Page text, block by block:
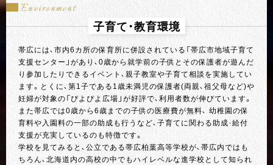
Environment
子育て・教育環境
帯広には、市内6カ所の保育所に併設されている「帯広市地域子育て
支援センター」があり、0歳から就学前の子供とその保護者が遊んだ
り参加したりできるイベント、親子教室や子育て相談を実施してい
ます。とくに、第1子である1歳未満児の保護者(両親、祖父母など)や
妊婦が対象の「ぴよぴよ広場」が好評で、利用者数が伸びています。
また帯広では0歳から6歳までの子供の医療費が無料、 幼稚園の保
育料や入園料の一部の助成も行うなど、子育てに関わる助成・給付
支援が充実しているのも特徴です。
学校を見てみると、公立である帯広柏葉高等学校が、帯広内ではも
ちろん、北海道内の高校の中でもハイレベルな進学校として知られ